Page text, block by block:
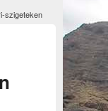
szigeteken